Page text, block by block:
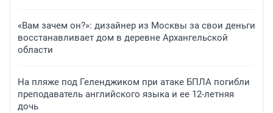
«Вам зачем он?»: дизайнер из Москвы за свои деньги
восстанавливает дом в деревне Архангельской
области
На пляже под Геленджиком при атаке БПЛА погибли
преподаватель английского языка и ее 12-летняя
дочь